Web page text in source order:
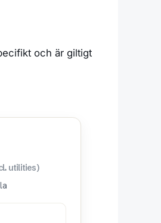
och är giltigt
utilities)